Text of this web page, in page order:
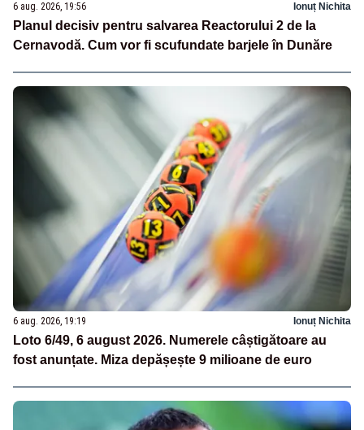
6 aug. 2026, 19:56 Ionuț Nichita
Planul decisiv pentru salvarea Reactorului 2 de la
Cernavodă. Cum vor fi scufundate barjele în Dunăre
6 aug. 2026, 19:19 Ionuț Nichita
Loto 6/49, 6 august 2026. Numerele câștigătoare au
fost anunțate. Miza depășește 9 milioane de euro